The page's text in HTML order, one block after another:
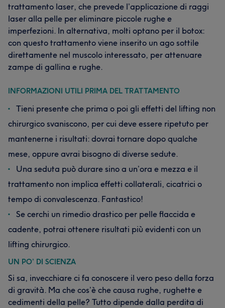
trattamento laser, che prevede l’applicazione di raggi
laser alla pelle per eliminare piccole rughe e
imperfezioni. In alternativa, molti optano per il botox:
con questo trattamento viene inserito un ago sottile
direttamente nel muscolo interessato, per attenuare
zampe di gallina e rughe.
INFORMAZIONI UTILI PRIMA DEL TRATTAMENTO
Tieni presente che prima o poi gli effetti del lifting non
chirurgico svaniscono, per cui deve essere ripetuto per
mantenerne i risultati: dovrai tornare dopo qualche
mese, oppure avrai bisogno di diverse sedute.
Una seduta può durare sino a un’ora e mezza e il
trattamento non implica effetti collaterali, cicatrici o
tempo di convalescenza. Fantastico!
Se cerchi un rimedio drastico per pelle flaccida e
cadente, potrai ottenere risultati più evidenti con un
lifting chirurgico.
UN PO’ DI SCIENZA
Si sa, invecchiare ci fa conoscere il vero peso della forza
di gravità. Ma che cos’è che causa rughe, rughette e
cedimenti della pelle? Tutto dipende dalla perdita di